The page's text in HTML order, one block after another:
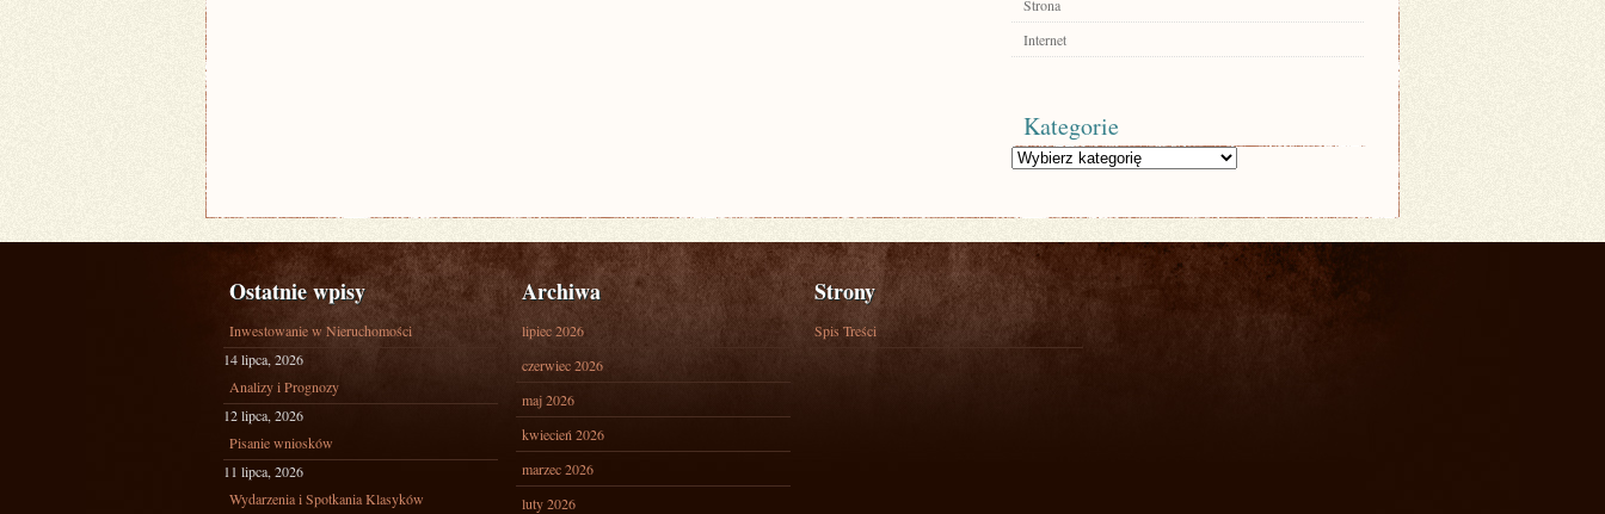
Strona
Internet
Kategorie
Kategorie
Ostatnie wpisy
Inwestowanie w Nieruchomości
14 lipca, 2026
Analizy i Prognozy
12 lipca, 2026
Pisanie wniosków
11 lipca, 2026
Wydarzenia i Spotkania Klasyków
Archiwa
lipiec 2026
czerwiec 2026
maj 2026
kwiecień 2026
marzec 2026
luty 2026
Strony
Spis Treści